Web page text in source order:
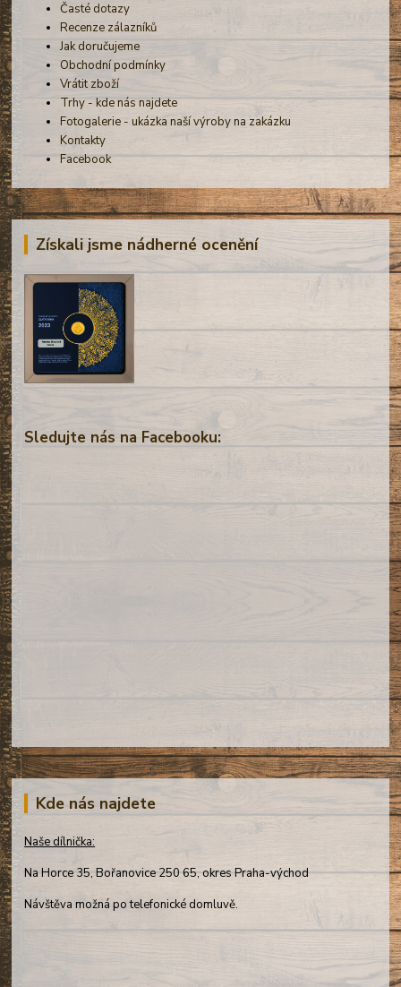
Časté dotazy
Recenze zálazníků
Jak doručujeme
Obchodní podmínky
Vrátit zboží
Trhy - kde nás najdete
Fotogalerie - ukázka naší výroby na zakázku
Kontakty
Facebook
Získali jsme nádherné ocenění
Sledujte nás na Facebooku:
Kde nás najdete
Naše dílnička:
Na Horce 35, Bořanovice 250 65, okres Praha-východ
Návštěva možná po telefonické domluvě.